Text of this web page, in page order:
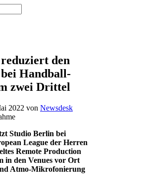
den
Handball-
zwei Drittel
2022 von Newsdesk
Studio Berlin bei
League der Herren
Remote Production
in den Venues vor Ort
Atmo-Mikrofonierung